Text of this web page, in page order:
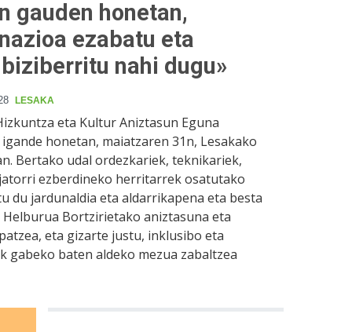
gauden honetan,
ezabatu eta
nahi dugu»
LESAKA
eta Kultur Aniztasun Eguna
honetan, maiatzaren 31n, Lesakako
Bertako udal ordezkariek, teknikariek,
ezberdineko herritarrek osatutako
du jardunaldia eta aldarrikapena eta besta
Bortzirietako aniztasuna eta
eta gizarte justu, inklusibo eta
gabeko baten aldeko mezua zabaltzea